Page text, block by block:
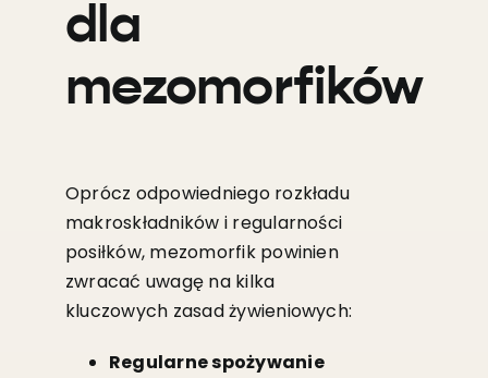
dla
mezomorfików
Oprócz odpowiedniego rozkładu
makroskładników i regularności
posiłków, mezomorfik powinien
zwracać uwagę na kilka
kluczowych zasad żywieniowych:
Regularne spożywanie